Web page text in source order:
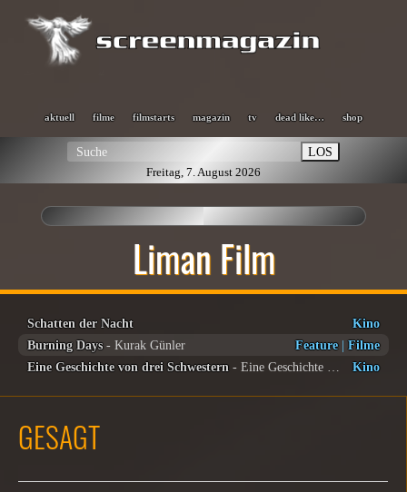
aktuell filme filmstarts magazin tv dead like… shop
LOS
Freitag, 7. August 2026
Liman Film
Schatten der Nacht
Kino
Burning Days- Kurak Günler Feature| Filme
Eine Geschichte von drei Schwestern
Kino
GESAGT